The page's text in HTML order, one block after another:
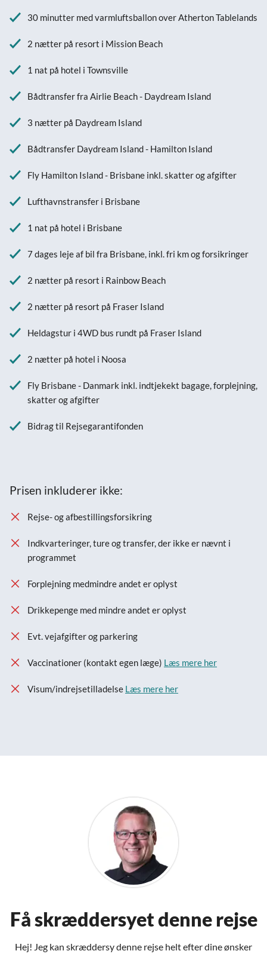
30 minutter med varmluftsballon over Atherton Tablelands
2 nætter på resort i Mission Beach
1 nat på hotel i Townsville
Bådtransfer fra Airlie Beach - Daydream Island
3 nætter på Daydream Island
Bådtransfer Daydream Island - Hamilton Island
Fly Hamilton Island - Brisbane inkl. skatter og afgifter
Lufthavnstransfer i Brisbane
1 nat på hotel i Brisbane
7 dages leje af bil fra Brisbane, inkl. fri km og forsikringer
2 nætter på resort i Rainbow Beach
2 nætter på resort på Fraser Island
Heldagstur i 4WD bus rundt på Fraser Island
2 nætter på hotel i Noosa
Fly Brisbane - Danmark inkl. indtjekekt bagage, forplejning,
skatter og afgifter
Bidrag til Rejsegarantifonden
Prisen inkluderer ikke:
Rejse- og afbestillingsforsikring
Indkvarteringer, ture og transfer, der ikke er nævnt i
programmet
Forplejning medmindre andet er oplyst
Drikkepenge med mindre andet er oplyst
Evt. vejafgifter og parkering
Vaccinationer (kontakt egen læge) Læs mere her
Visum/indrejsetilladelse Læs mere her
Få skræddersyet denne rejse
Hej! Jeg kan skræddersy denne rejse helt efter dine ønsker